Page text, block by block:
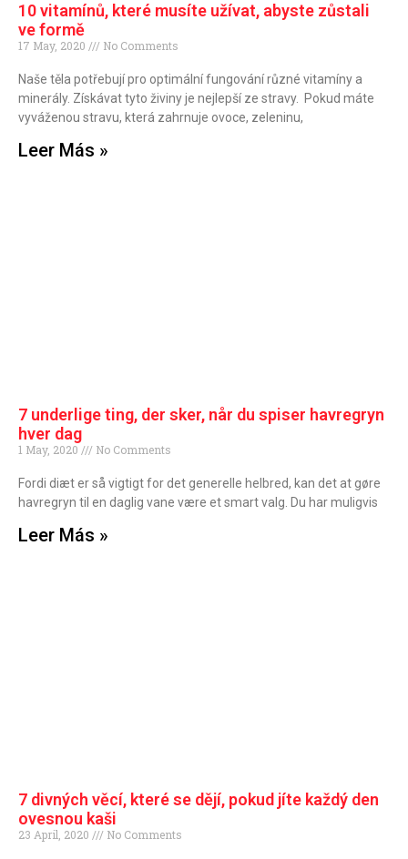
10 vitamínů, které musíte užívat, abyste zůstali
ve formě
17 May, 2020 No Comments
Naše těla potřebují pro optimální fungování různé vitamíny a
minerály. Získávat tyto živiny je nejlepší ze stravy. Pokud máte
vyváženou stravu, která zahrnuje ovoce, zeleninu,
Leer Más »
7 underlige ting, der sker, når du spiser havregryn
hver dag
1 May, 2020 No Comments
Fordi diæt er så vigtigt for det generelle helbred, kan det at gøre
havregryn til en daglig vane være et smart valg. Du har muligvis
Leer Más »
7 divných věcí, které se dějí, pokud jíte každý den
ovesnou kaši
23 April, 2020 No Comments